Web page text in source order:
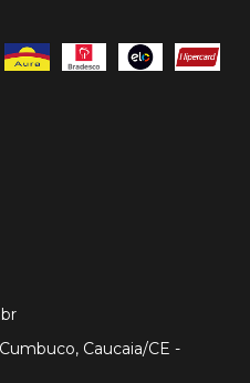
Caucaia/CE -